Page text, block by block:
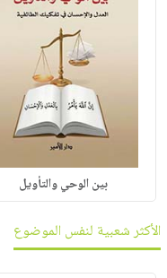
بين الوحي والتأويل
الأكثر شعبية لنفس الموضوع